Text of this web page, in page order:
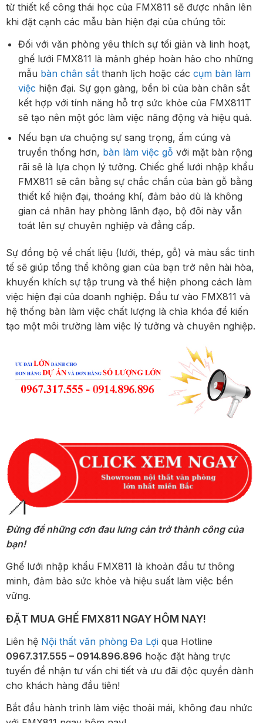
từ thiết kế công thái học của FMX811 sẽ được nhân lên
khi đặt cạnh các mẫu bàn hiện đại của chúng tôi:
Đối với văn phòng yêu thích sự tối giản và linh hoạt,
ghế lưới FMX811 là mảnh ghép hoàn hảo cho những
mẫu bàn chân sắtthanh lịch hoặc các cụm bàn làm
việc hiện đại. Sự gọn gàng, bền bỉ của bàn chân sắt
kết hợp với tính năng hỗ trợ sức khỏe của FMX811T
sẽ tạo nên một góc làm việc năng động và hiệu quả.
Nếu bạn ưa chuộng sự sang trọng, ấm cúng và
truyền thống hơn, bàn làm việc gỗ với mặt bàn rộng
rãi sẽ là lựa chọn lý tưởng. Chiếc ghế lưới nhập khẩu
FMX811 sẽ cân bằng sự chắc chắn của bàn gỗ bằng
thiết kế hiện đại, thoáng khí, đảm bảo dù là không
gian cá nhân hay phòng lãnh đạo, bộ đôi này vẫn
toát lên sự chuyên nghiệp và đẳng cấp.
Sự đồng bộ về chất liệu (lưới, thép, gỗ) và màu sắc tinh
tế sẽ giúp tổng thể không gian của bạn trở nên hài hòa,
khuyến khích sự tập trung và thể hiện phong cách làm
việc hiện đại của doanh nghiệp. Đầu tư vào FMX811 và
hệ thống bàn làm việc chất lượng là chìa khóa để kiến
tạo một môi trường làm việc lý tưởng và chuyên nghiệp.
Đừng để những cơn đau lưng cản trở thành công của
bạn!
Ghế lưới nhập khẩu FMX811 là khoản đầu tư thông
minh, đảm bảo sức khỏe và hiệu suất làm việc bền
vững.
ĐẶT MUA GHẾ FMX811 NGAY HÔM NAY!
Liên hệ Nội thất văn phòng Đa Lợi qua Hotline
0967.317.555 – 0914.896.896 hoặc đặt hàng trực
tuyến để nhận tư vấn chi tiết và ưu đãi độc quyền dành
cho khách hàng đầu tiên!
Bắt đầu hành trình làm việc thoải mái, không đau nhức